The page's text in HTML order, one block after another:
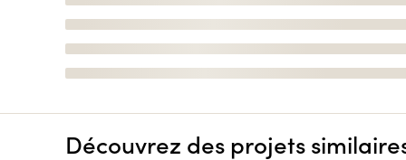
Découvrez des projets